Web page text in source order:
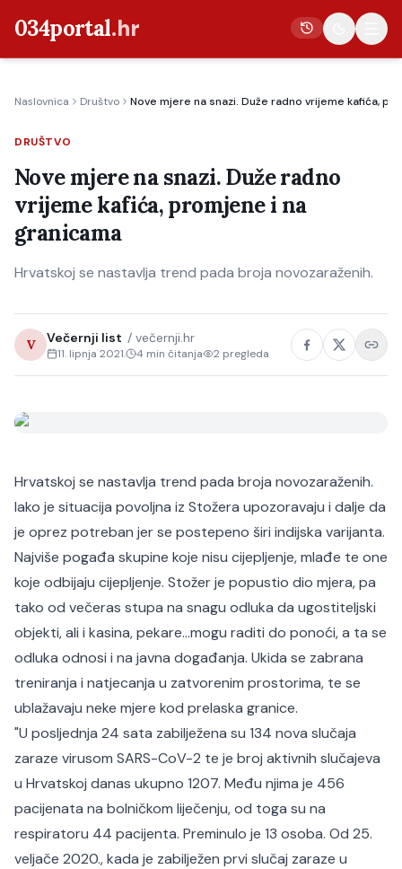
034portal.hr
Crna kronika
Poljoprivreda
Politika
Gospodarstvo
Život
Kultura
Sport
Naslovnica Društvo Nove mjere na snazi. Duže radno vrijeme kafića,
DRUŠTVO
Nove mjere na snazi. Duže radno
vrijeme kafića, promjene i na
granicama
Hrvatskoj se nastavlja trend pada broja novozaraženih.
V Večernji list / večernji.hr
11. lipnja 2021. 4 min čitanja 2 pregleda
Hrvatskoj se nastavlja trend pada broja novozaraženih.
Iako je situacija povoljna iz Stožera upozoravaju i dalje da
je oprez potreban jer se postepeno širi indijska varijanta.
Najviše pogađa skupine koje nisu cijepljenje, mlađe te one
koje odbijaju cijepljenje. Stožer je popustio dio mjera, pa
tako od večeras stupa na snagu odluka da ugostiteljski
objekti, ali i kasina, pekare...mogu raditi do ponoći, a ta se
odluka odnosi i na javna događanja. Ukida se zabrana
treniranja i natjecanja u zatvorenim prostorima, te se
ublažavaju neke mjere kod prelaska granice.
"U posljednja 24 sata zabilježena su 134 nova slučaja
zaraze virusom SARS-CoV-2 te je broj aktivnih slučajeva
u Hrvatskoj danas ukupno 1207. Među njima je 456
pacijenata na bolničkom liječenju, od toga su na
respiratoru 44 pacijenta. Preminulo je 13 osoba. Od 25.
veljače 2020., kada je zabilježen prvi slučaj zaraze u